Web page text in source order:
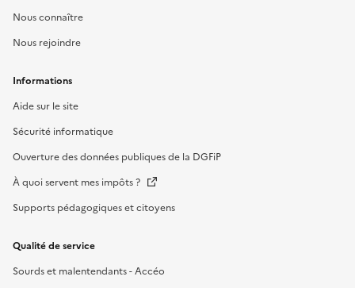
Nous connaître
Nous rejoindre
Informations
Aide sur le site
Sécurité informatique
Ouverture des données publiques de la DGFiP
À quoi servent mes impôts ?
Supports pédagogiques et citoyens
Qualité de service
Sourds et malentendants - Accéo